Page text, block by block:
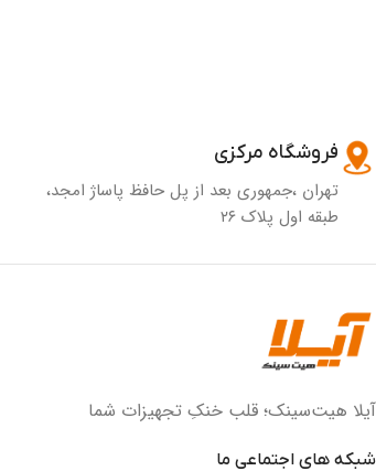
فروشگاه مرکزی
تهران ،جمهوری بعد از پل حافظ پاساژ امجد،
طبقه اول پلاک ۲۶
آیلا هیت‌سینک؛ قلب خنکِ تجهیزات شما
شبکه های اجتماعی ما